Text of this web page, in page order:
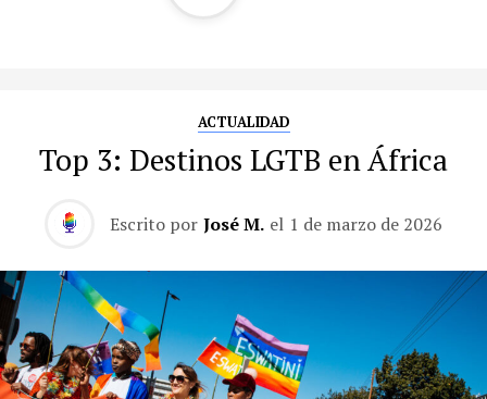
ACTUALIDAD
Top 3: Destinos LGTB en África
Escrito por José M. el 1 de marzo de 2026